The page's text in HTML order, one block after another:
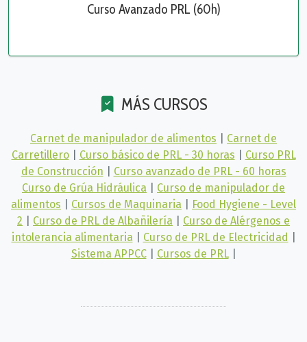
Curso Avanzado PRL (60h)
MÁS CURSOS
Carnet de manipulador de alimentos
Carnet de
Carretillero
Curso básico de PRL - 30 horas
Curso PRL
de Construcción
Curso avanzado de PRL - 60 horas
Curso de Grúa Hidráulica
Curso de manipulador de
alimentos
Cursos de Maquinaria
Food Hygiene - Level
2
Curso de PRL de Albañilería
Curso de Alérgenos e
intolerancia alimentaria
Curso de PRL de Electricidad
Sistema APPCC
Cursos de PRL